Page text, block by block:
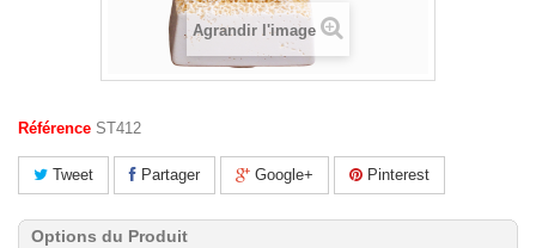
Agrandir l'image
Référence ST412
Tweet Partager Google+ Pinterest
Options du Produit